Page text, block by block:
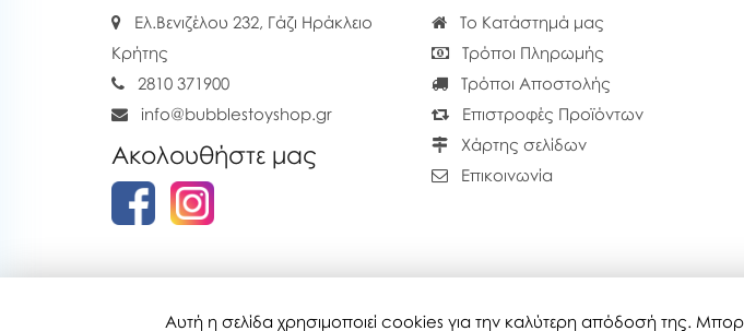
Ελ.Βενιζέλου 232, Γάζι Ηράκλειο
Κρήτης
2810 371900
info@bubblestoyshop.gr
Ακολουθήστε μας
Το Κατάστημά μας
Τρόποι Πληρωμής
Τρόποι Αποστολής
Επιστροφές Προϊόντων
Χάρτης σελίδων
Επικοινωνία
bubblestoyshop.gr © 2020-2026
Αυτή η σελίδα χρησιμοποιεί cookies για την καλύτερη απόδοσή της.